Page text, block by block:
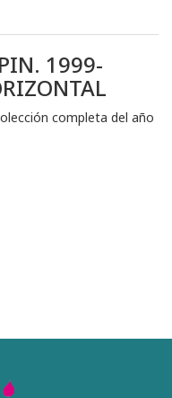
1999-
completa del año